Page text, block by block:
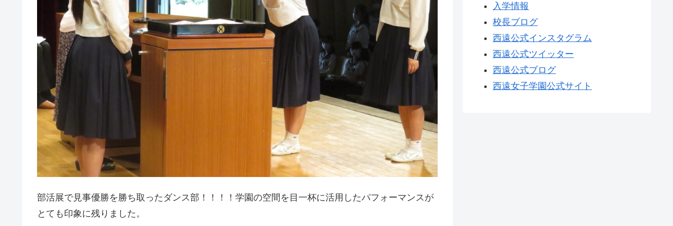
部活展で見事優勝を勝ち取ったダンス部！！！！学園の空間を目一杯に活用したパフォーマンスが
とても印象に残りました。
入学情報
校長ブログ
西遠公式インスタグラム
西遠公式ツイッター
西遠公式ブログ
西遠女子学園公式サイト